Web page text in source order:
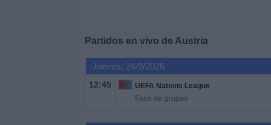
Partidos en vivo de Austria
Jueves, 24/9/2026
12:45
UEFA Nations League
Fase de grupos